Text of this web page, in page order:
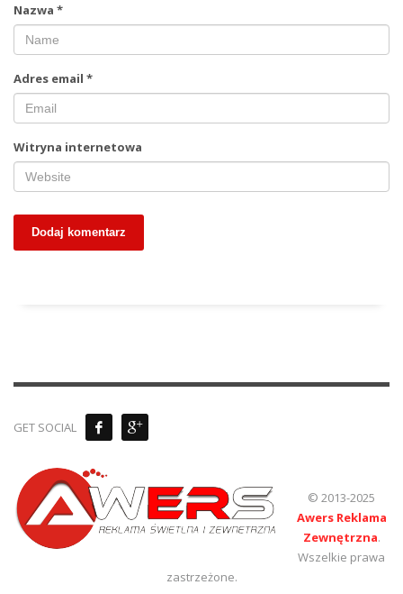
Nazwa *
Adres email *
Witryna internetowa
GET SOCIAL
© 2013-2025
Awers Reklama
Zewnętrzna.
Wszelkie prawa
zastrzeżone.